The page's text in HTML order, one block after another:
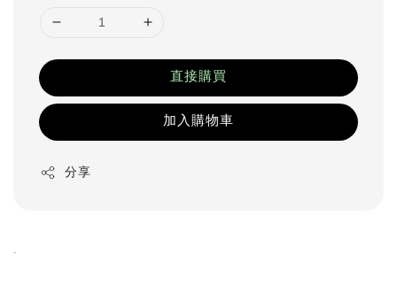
直接購買
加入購物車
分享